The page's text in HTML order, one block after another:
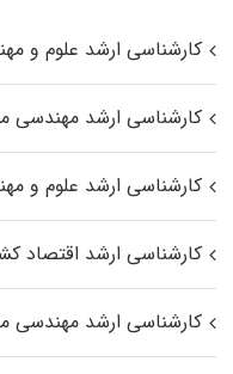
کارشناسی ارشد علوم و
کارشناسی ارشد مهندسی
کارشناسی ارشد علوم و
کارشناسی ارشد اقتصاد
کارشناسی ارشد مهندسی